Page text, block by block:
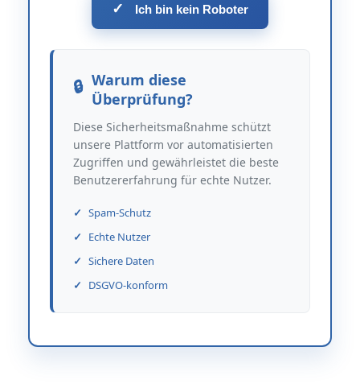
✓ Ich bin kein Roboter
Warum diese
Überprüfung?
Diese Sicherheitsmaßnahme schützt
unsere Plattform vor automatisierten
Zugriffen und gewährleistet die beste
Benutzererfahrung für echte Nutzer.
Spam-Schutz
Echte Nutzer
Sichere Daten
DSGVO-konform